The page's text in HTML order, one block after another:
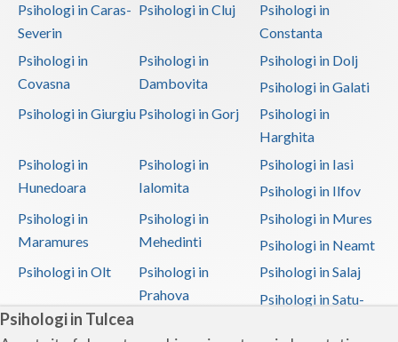
Psihologi in Tulcea
Psihologi in Caras-
Severin
Psihologi in Cluj
Psihologi in
Constanta
Psihologi in
Covasna
Psihologi in
Dambovita
Psihologi in Dolj
Psihologi in Galati
Psihologi in Giurgiu Psihologi in Gorj
Psihologi in
Harghita
Psihologi in
Hunedoara
Psihologi in
Ialomita
Psihologi in Iasi
Psihologi in Ilfov
Psihologi in
Maramures
Psihologi in
Mehedinti
Psihologi in Mures
Psihologi in Neamt
Psihologi in Olt
Psihologi in
Prahova
Psihologi in Salaj
Psihologi in Satu-